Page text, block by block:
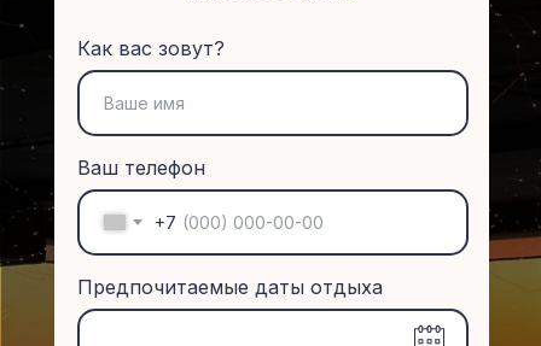
Как вас зовут?
Ваш телефон
+7
Предпочитаемые даты отдыха